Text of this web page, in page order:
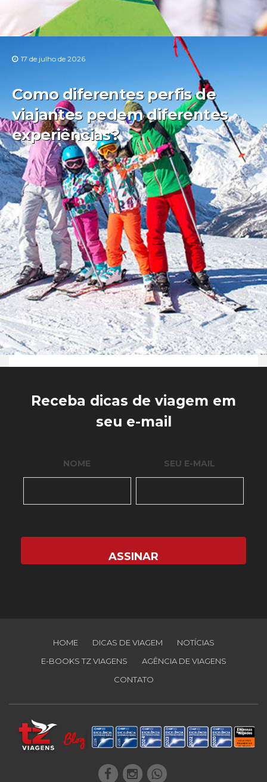
17 de julho de 2026
Como diferentes perfis de
viajantes pedem diferentes
experiências?
Receba dicas de viagem em
seu e-mail
NOME SEU E-MAIL
HOME DICAS DE VIAGEM
NOTÍCIAS
E-BOOKS TZ VIAGENS
AGÊNCIA DE VIAGENS
CONTATO